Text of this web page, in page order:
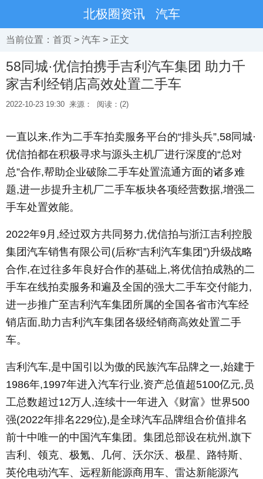
北极圈资讯 汽车
当前位置： 首页 > 汽车 > 正文
58同城·优信拍携手吉利汽车集团 助力千
家吉利经销店高效处置二手车
2022-10-23 19:30 来源： 阅读：(2)
一直以来,作为二手车拍卖服务平台的“排头兵”,58同城·
优信拍都在积极寻求与源头主机厂进行深度的“总对
总”合作,帮助企业破除二手车处置流通方面的诸多难
题,进一步提升主机厂二手车板块各项经营数据,增强二
手车处置效能。
2022年9月,经过双方共同努力,优信拍与浙江吉利控股
集团汽车销售有限公司(后称“吉利汽车集团”)升级战略
合作,在过往多年良好合作的基础上,将优信拍成熟的二
手车在线拍卖服务和遍及全国的强大二手车交付能力,
进一步推广至吉利汽车集团所属的全国各省市汽车经
销店面,助力吉利汽车集团各级经销商高效处置二手
车。
吉利汽车,是中国引以为傲的民族汽车品牌之一,始建于
1986年,1997年进入汽车行业,资产总值超5100亿元,员
工总数超过12万人,连续十一年进入《财富》世界500
强(2022年排名229位),是全球汽车品牌组合价值排名
前十中唯一的中国汽车集团。集团总部设在杭州,旗下
吉利、领克、极氪、几何、沃尔沃、极星、路特斯、
英伦电动汽车、远程新能源商用车、雷达新能源汽